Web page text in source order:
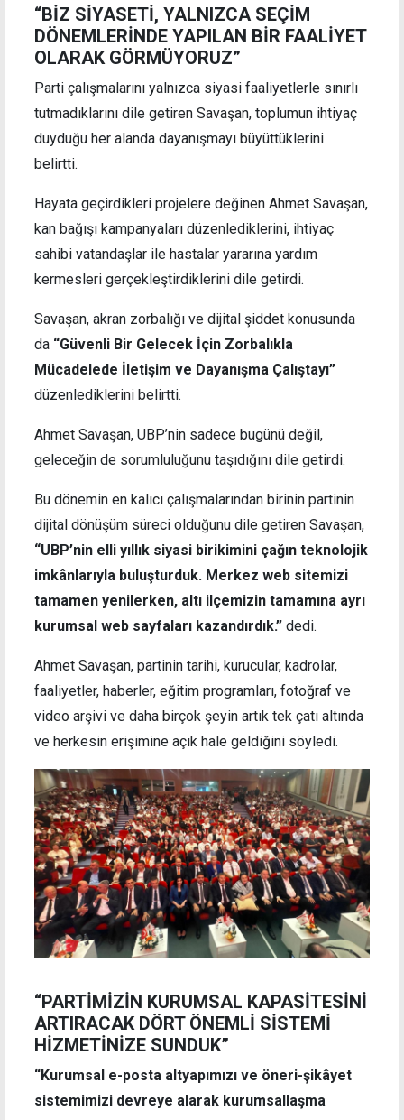
“BİZ SİYASETİ, YALNIZCA SEÇİM
DÖNEMLERİNDE YAPILAN BİR FAALİYET
OLARAK GÖRMÜYORUZ”
Parti çalışmalarını yalnızca siyasi faaliyetlerle sınırlı
tutmadıklarını dile getiren Savaşan, toplumun ihtiyaç
duyduğu her alanda dayanışmayı büyüttüklerini
belirtti.
Hayata geçirdikleri projelere değinen Ahmet Savaşan,
kan bağışı kampanyaları düzenlediklerini, ihtiyaç
sahibi vatandaşlar ile hastalar yararına yardım
kermesleri gerçekleştirdiklerini dile getirdi.
Savaşan, akran zorbalığı ve dijital şiddet konusunda
da “Güvenli Bir Gelecek İçin Zorbalıkla
Mücadelede İletişim ve Dayanışma Çalıştayı”
düzenlediklerini belirtti.
Ahmet Savaşan, UBP’nin sadece bugünü değil,
geleceğin de sorumluluğunu taşıdığını dile getirdi.
Bu dönemin en kalıcı çalışmalarından birinin partinin
dijital dönüşüm süreci olduğunu dile getiren Savaşan,
“UBP’nin elli yıllık siyasi birikimini çağın teknolojik
imkânlarıyla buluşturduk. Merkez web sitemizi
tamamen yenilerken, altı ilçemizin tamamına ayrı
kurumsal web sayfaları kazandırdık.” dedi.
Ahmet Savaşan, partinin tarihi, kurucular, kadrolar,
faaliyetler, haberler, eğitim programları, fotoğraf ve
video arşivi ve daha birçok şeyin artık tek çatı altında
ve herkesin erişimine açık hale geldiğini söyledi.
“PARTİMİZİN KURUMSAL KAPASİTESİNİ
ARTIRACAK DÖRT ÖNEMLİ SİSTEMİ
HİZMETİNİZE SUNDUK”
“Kurumsal e-posta altyapımızı ve öneri-şikâyet
sistemimizi devreye alarak kurumsallaşma